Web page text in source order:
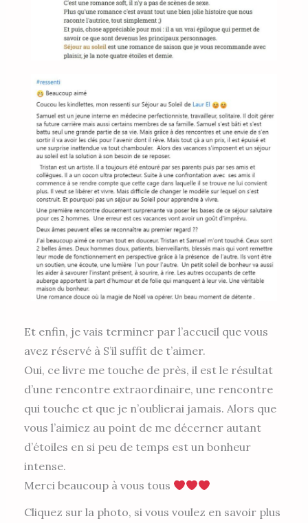
Et enfin, je vais terminer par l’accueil que vous
avez réservé à S’il suffit de t’aimer.
Oui, ce livre me touche de près, il est le résultat
d’une rencontre extraordinaire, une rencontre
qui touche et que je n’oublierai jamais. Alors que
vous l’aimiez au point de me décerner autant
d’étoiles en si peu de temps est un bonheur
intense.
Merci beaucoup à vous tous
Cliquez sur la photo, si vous voulez en savoir plus